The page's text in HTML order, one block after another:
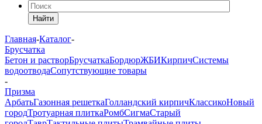
Найти
Главная-Каталог-
Брусчатка
Бетон и растворБрусчаткаБордюрЖБИКирпичСистемы
водоотводаСопутствующие товары
-
Призма
АрбатьГазонная решеткаГолландский кирпичКлассикоНовый
городТротуарная плиткаРомбСигмаСтарый